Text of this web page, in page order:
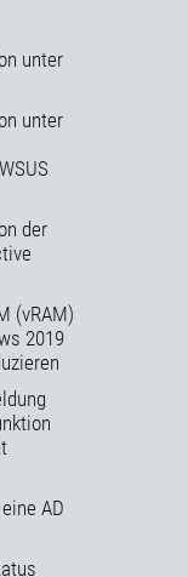
unter
unter
der
(vRAM)
2019
AD